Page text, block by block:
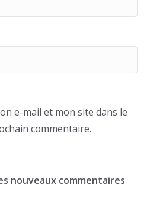
e-mail et mon site dans le
commentaire.
nouveaux commentaires